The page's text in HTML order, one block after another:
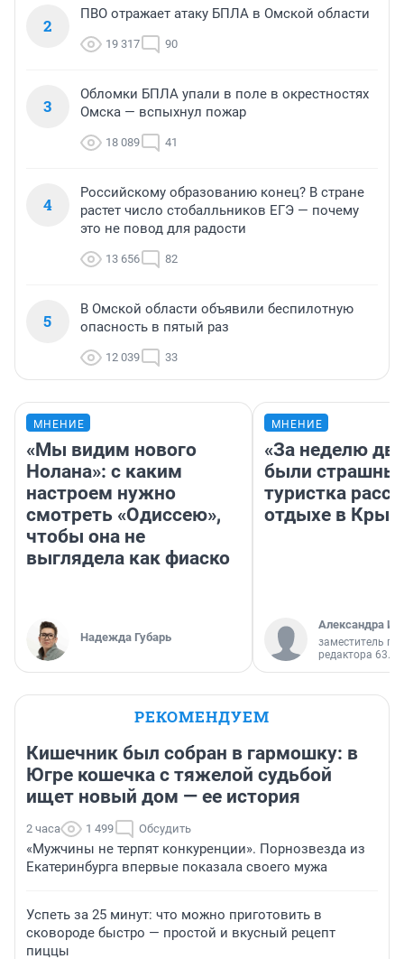
2
ПВО отражает атаку БПЛА в Омской области
19 317 90
3
Обломки БПЛА упали в поле в окрестностях
Омска — вспыхнул пожар
18 089 41
4
Российскому образованию конец? В стране
растет число стобалльников ЕГЭ — почему
это не повод для радости
13 656 82
5
В Омской области объявили беспилотную
опасность в пятый раз
12 039 33
МНЕНИЕ
«Мы видим нового
Нолана»: с каким
настроем нужно
смотреть «Одиссею»,
чтобы она не
выглядела как фиаско
Надежда Губарь
МНЕНИЕ
«За неделю
были
туристка
отдыхе в
Александра
заместитель
редактора 63.RU
РЕКОМЕНДУЕМ
Кишечник был собран в гармошку: в
Югре кошечка с тяжелой судьбой
ищет новый дом — ее история
2 часа 1 499 Обсудить
«Мужчины не терпят конкуренции». Порнозвезда из
Екатеринбурга впервые показала своего мужа
Успеть за 25 минут: что можно приготовить в
сковороде быстро — простой и вкусный рецепт
пиццы